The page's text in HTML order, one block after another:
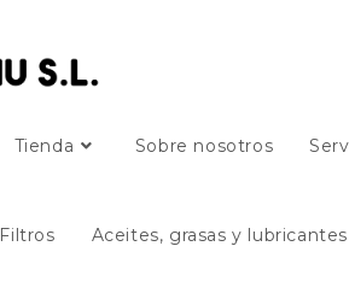
Tienda Sobre nosotros
Filtros Aceites, grasas y lubricantes